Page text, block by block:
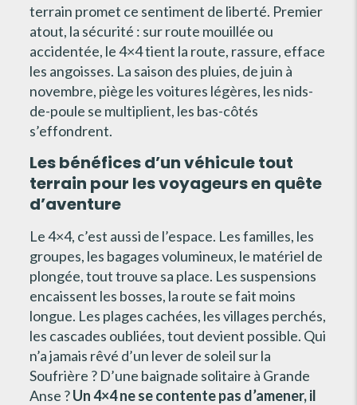
terrain promet ce sentiment de liberté. Premier
atout, la sécurité : sur route mouillée ou
accidentée, le 4×4 tient la route, rassure, efface
les angoisses. La saison des pluies, de juin à
novembre, piège les voitures légères, les nids-
de-poule se multiplient, les bas-côtés
s’effondrent.
Les bénéfices d’un véhicule tout
terrain pour les voyageurs en quête
d’aventure
Le 4×4, c’est aussi de l’espace. Les familles, les
groupes, les bagages volumineux, le matériel de
plongée, tout trouve sa place. Les suspensions
encaissent les bosses, la route se fait moins
longue. Les plages cachées, les villages perchés,
les cascades oubliées, tout devient possible. Qui
n’a jamais rêvé d’un lever de soleil sur la
Soufrière ? D’une baignade solitaire à Grande
Anse ?Un 4×4 ne se contente pas d’amener, il